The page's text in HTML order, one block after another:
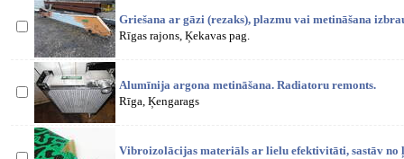
Griešana ar gāzi (rezaks), plazmu vai metināšana
Rīgas rajons, Ķekavas pag.
Alumīnija argona metināšana. Radiatoru remonts.
Rīga, Ķengarags
Vibroizolācijas materiāls ar lielu efektivitāti, sastāv no